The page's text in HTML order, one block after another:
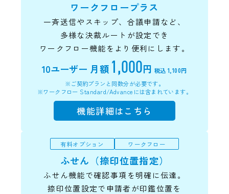
ワークフロープラス
一斉送信やスキップ、合議申請など、
多様な決裁ルートが設定でき
ワークフロー機能をより便利にします。
10ユーザー 月額 1,000円 税込 1,100円
※ご契約プランと同数分が必要です。
※ワークフロー Standard/Advanceには含まれています。
機能詳細はこちら
有料オプション ワークフロー
ふせん（捺印位置指定）
ふせん機能で確認事項を明確に伝達。
捺印位置設定で申請者が印鑑位置を